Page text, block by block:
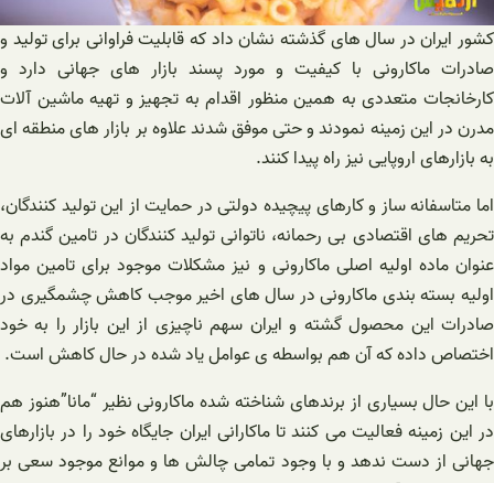
کشور ایران در سال های گذشته نشان داد که قابلیت فراوانی برای تولید و
صادرات ماکارونی با کیفیت و مورد پسند بازار های جهانی دارد و
کارخانجات متعددی به همین منظور اقدام به تجهیز و تهیه ماشین آلات
مدرن در این زمینه نمودند و حتی موفق شدند علاوه بر بازار های منطقه ای
به بازارهای اروپایی نیز راه پیدا کنند.
اما متاسفانه ساز و کارهای پیچیده دولتی در حمایت از این تولید کنندگان،
تحریم های اقتصادی بی رحمانه، ناتوانی تولید کنندگان در تامین گندم به
عنوان ماده اولیه اصلی ماکارونی و نیز مشکلات موجود برای تامین مواد
اولیه بسته بندی ماکارونی در سال های اخیر موجب کاهش چشمگیری در
صادرات این محصول گشته و ایران سهم ناچیزی از این بازار را به خود
اختصاص داده که آن هم بواسطه ی عوامل یاد شده در حال کاهش است.
با این حال بسیاری از برندهای شناخته شده ماکارونی نظیر “مانا”هنوز هم
در این زمینه فعالیت می کنند تا ماکارانی ایران جایگاه خود را در بازارهای
جهانی از دست ندهد و با وجود تمامی چالش ها و موانع موجود سعی بر